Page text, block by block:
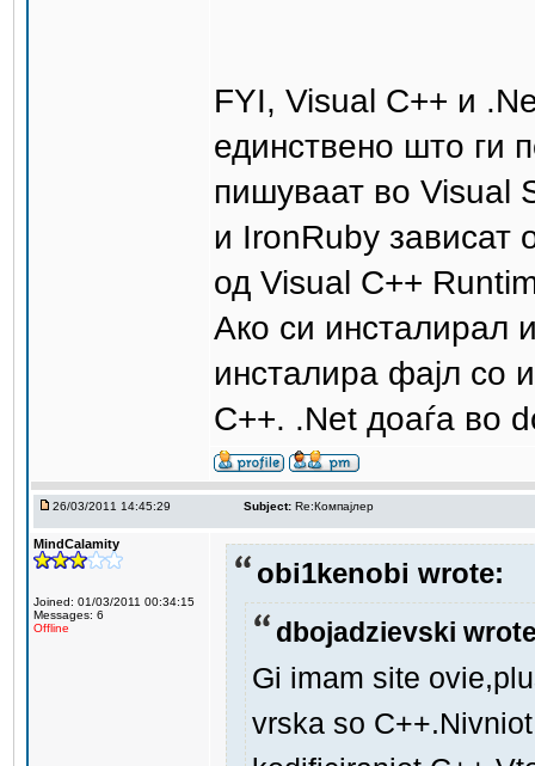
FYI, Visual C++ и
единствено што ги
пишуваат во Visual
и IronRuby зависат
од Visual C++
Ако си инсталирал
инсталира фајл со
C++. .Net доаѓа во
26/03/2011 14:45:29 Subject: Re:Компајлер
MindCalamity
Joined: 01/03/2011 00:34:15
Messages: 6
Offline
obi1kenobi wrote:
dbojadzievski
Gi imam site
vrska so